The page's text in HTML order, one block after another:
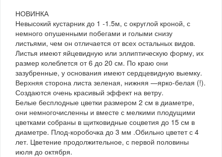
НОВИНКА
Невысокий кустарник до 1 -1.5м, с округлой кроной, с
немного опушенными побегами и голыми снизу
листьями, чем он отличается от всех остальных видов.
Листья имеют яйцевидную или эллиптическую форму, их
размер колеблется от 6 до 20 см. По краю они
зазубренные, у основания имеют сердцевидную выемку.
Верхняя сторона листа зеленая, нижняя —ярко-белая (!).
Создаются очень красивый эффект на ветру.
Белые бесплодные цветки размером 2 см в диаметре,
они немногочисленны и вместе с мелкими плодущими
цветками собраны в щитковидные соцветия до 15 см в
диаметре. Плод-коробочка до 3 мм .Обильно цветет с 4
лет. Цветение продолжительное, с первой половины
июля до октября.